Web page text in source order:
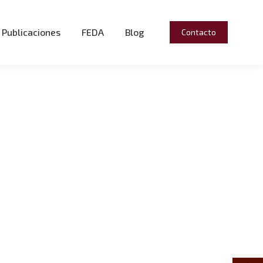
Publicaciones FEDA Blog Contacto